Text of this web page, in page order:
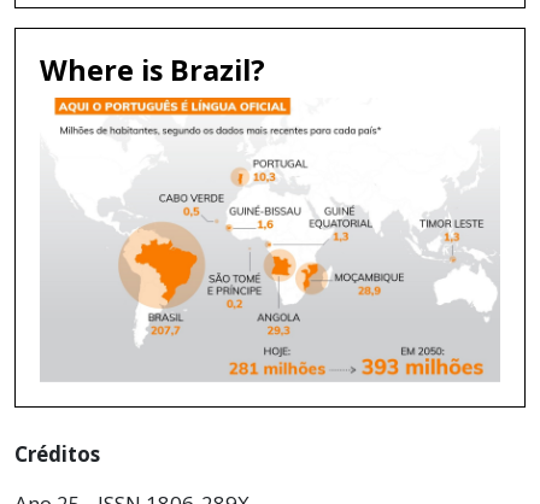
Where is Brazil?
Créditos